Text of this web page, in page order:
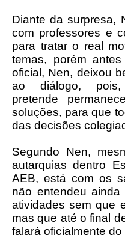
Diante da surpresa,
com professores e
para tratar o real
temas, porém
oficial, Nen, deixou
ao diálogo, pois,
pretende
soluções, para que
das decisões
Segundo Nen,
autarquias dentro
AEB, está com os
não entendeu
atividades sem que
mas que até o final
falará oficialmente do